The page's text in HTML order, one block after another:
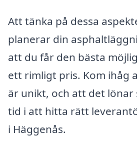
Att tänka på dessa
planerar din
att du får den bästa
ett rimligt pris. Kom ihåg
är unikt, och att det lönar
tid i att hitta rätt
i Häggenås.